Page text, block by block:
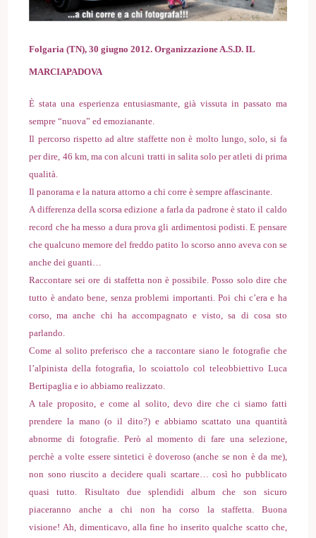
Folgaria (TN), 30 giugno 2012. Organizzazione A.S.D. IL
MARCIAPADOVA
È stata una esperienza entusiasmante, già vissuta in passato ma
sempre “nuova” ed emozianante.
Il percorso rispetto ad altre staffette non è molto lungo, solo, si fa
per dire, 46 km, ma con alcuni tratti in salita solo per atleti di prima
qualità.
Il panorama e la natura attorno a chi corre è sempre affascinante.
A differenza della scorsa edizione a farla da padrone è stato il caldo
record che ha messo a dura prova gli ardimentosi podisti. E pensare
che qualcuno memore del freddo patito lo scorso anno aveva con se
anche dei guanti…
Raccontare sei ore di staffetta non è possibile. Posso solo dire che
tutto è andato bene, senza problemi importanti. Poi chi c’era e ha
corso, ma anche chi ha accompagnato e visto, sa di cosa sto
parlando.
Come al solito preferisco che a raccontare siano le fotografie che
l’alpinista della fotografia, lo scoiattolo col teleobbiettivo Luca
Bertipaglia e io abbiamo realizzato.
A tale proposito, e come al solito, devo dire che ci siamo fatti
prendere la mano (o il dito?) e abbiamo scattato una quantità
abnorme di fotografie. Però al momento di fare una selezione,
perchè a volte essere sintetici è doveroso (anche se non è da me),
non sono riuscito a decidere quali scartare… così ho pubblicato
quasi tutto. Risultato due splendidi album che son sicuro
piaceranno anche a chi non ha corso la staffetta. Buona
visione! Ah, dimenticavo, alla fine ho inserito qualche scatto che,